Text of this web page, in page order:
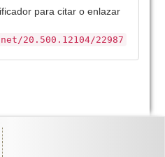
para citar o enlazar
20.500.12104/22987